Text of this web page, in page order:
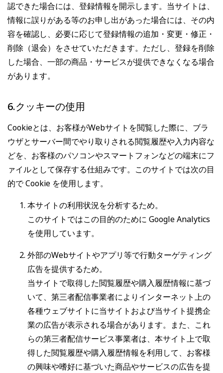
認できた場合には、登録情報を開示します。当サイトは、
情報に誤りがある等のお申し出があった場合には、その内
容を確認し、必要に応じて登録情報の追加・変更・修正・
削除（退会）をさせていただきます。ただし、登録を削除
した場合、一部の商品・サービスが提供できなくなる場合
があります。
6.クッキーの使用
Cookieとは、お客様がWebサイトを閲覧した際に、ブラ
ウザとサーバー間でやり取りされる閲覧履歴や入力内容な
どを、お客様のパソコンやスマートフォンなどの端末にフ
ァイルとして保存する仕組みです。このサイトでは次の目
的で Cookie を使用します。
本サイトの利用状況を分析するため。
このサイトではこの目的のために Google Analytics
を使用しています。
外部のWebサイトやアプリ等で行動ターゲティング
広告を提供するため。
当サイトで取得した閲覧履歴や購入履歴情報に基づ
いて、第三者配信事業者によりインターネット上の
各種ウェブサイトに当サイトおよび当サイト提携企
業の広告が表示される場合があります。また、これ
らの第三者配信サービス事業者は、本サイト上で取
得した閲覧履歴や購入履歴情報を利用して、お客様
の興味や嗜好に基づいた商品やサービスの広告を提